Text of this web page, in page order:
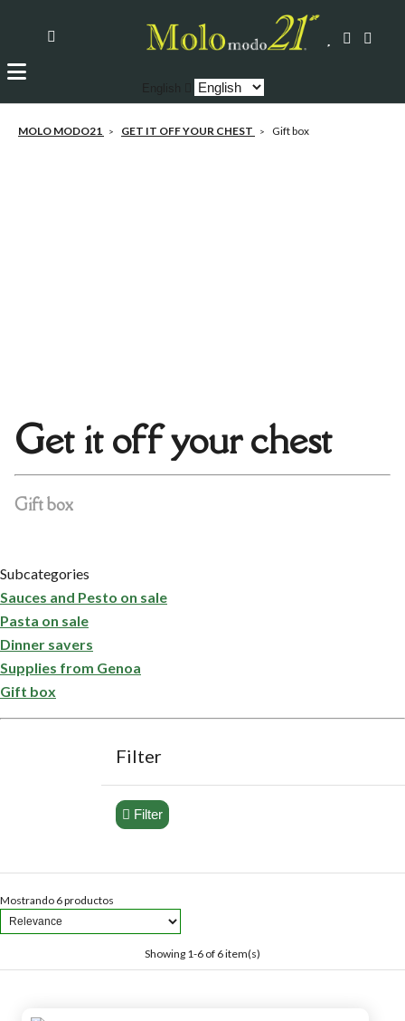
MOLO MODO21 GET IT OFF YOUR CHEST Gift box
Get it off your chest
Gift box
Subcategories
Sauces and Pesto on sale
Pasta on sale
Dinner savers
Supplies from Genoa
Gift box
Filter
Filter
Mostrando 6 productos
Showing 1-6 of 6 item(s)